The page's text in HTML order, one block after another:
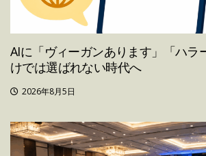
AIに「ヴィーガンあります」「ハラ
けでは選ばれない時代へ
2026年8月5日